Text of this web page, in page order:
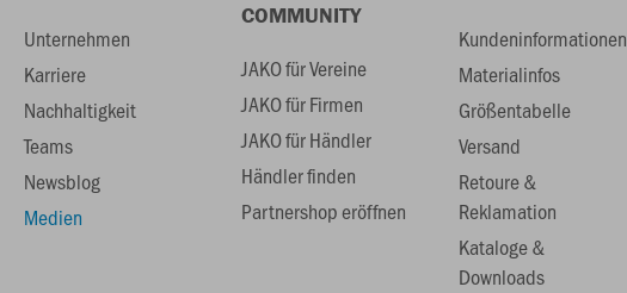
Unternehmen
Karriere
Nachhaltigkeit
Teams
Newsblog
Medien
COMMUNITY
JAKO für Vereine
JAKO für Firmen
JAKO für Händler
Händler finden
Partnershop eröffnen
Kundeninformationen
Materialinfos
Größentabelle
Versand
Retoure &
Reklamation
Kataloge &
Downloads